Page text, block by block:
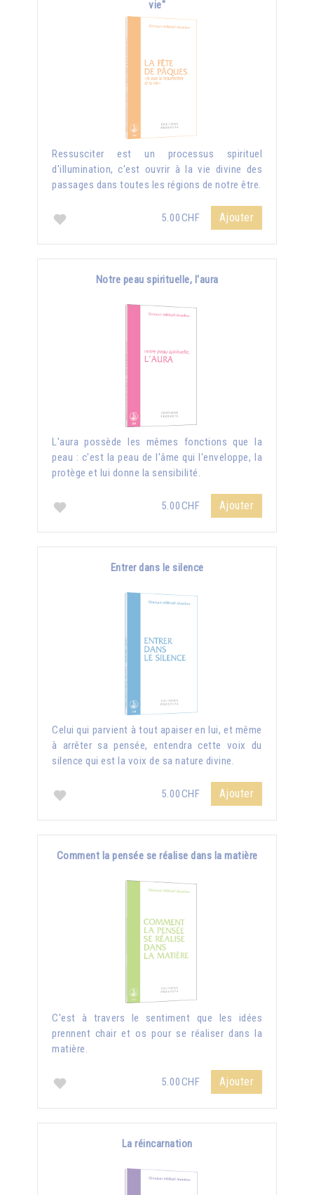
vie"
Ressusciter est un processus spirituel
d'illumination, c'est ouvrir à la vie divine des
passages dans toutes les régions de notre être.
5.00CHF Ajouter
Notre peau spirituelle, l'aura
L'aura possède les mêmes fonctions que la
peau : c'est la peau de l'âme qui l'enveloppe, la
protège et lui donne la sensibilité.
5.00CHF Ajouter
Entrer dans le silence
Celui qui parvient à tout apaiser en lui, et même
à arrêter sa pensée, entendra cette voix du
silence qui est la voix de sa nature divine.
5.00CHF Ajouter
Comment la pensée se réalise dans la matière
C'est à travers le sentiment que les idées
prennent chair et os pour se réaliser dans la
matière.
5.00CHF Ajouter
La réincarnation